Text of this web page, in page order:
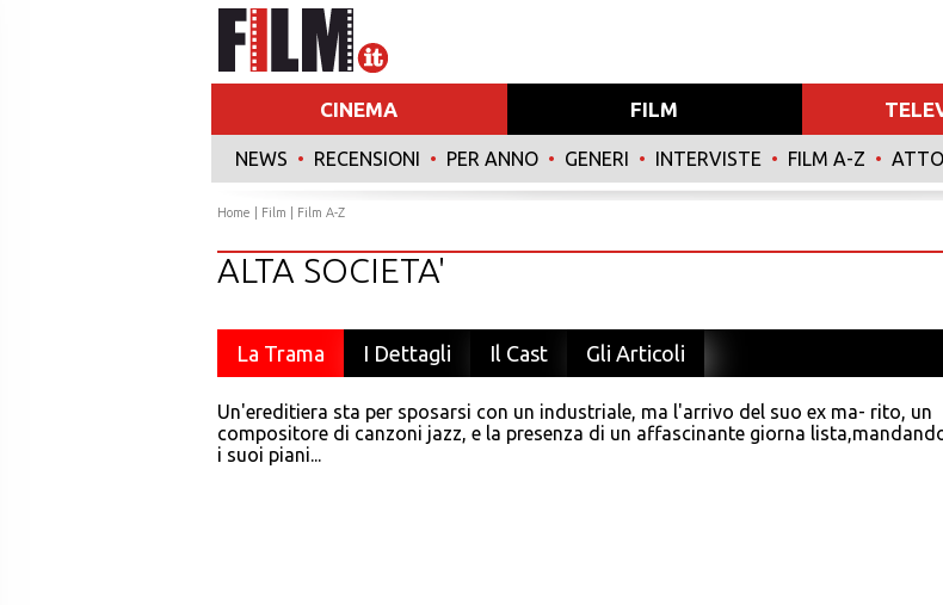
CINEMA FILM
NEWS • RECENSIONI • PER ANNO • GENERI • INTERVISTE • FILM A-Z •
Home Film Film A-Z
ALTA SOCIETA'
La Trama I Dettagli Il Cast Gli Articoli
Un'ereditiera sta per sposarsi con un industriale, ma l'arrivo del suo ex ma- rito, un
compositore di canzoni jazz, e la presenza di un affascinante giorna
i suoi piani...